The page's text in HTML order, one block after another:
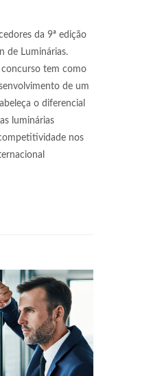
da 9ª edição
de Luminárias.
tem como
de um
o diferencial
luminárias
nos